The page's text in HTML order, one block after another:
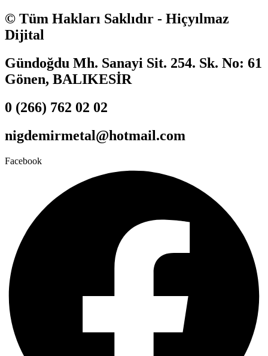
© Tüm Hakları Saklıdır - Hiçyılmaz
Dijital
Gündoğdu Mh. Sanayi Sit. 254. Sk. No: 61
Gönen, BALIKESİR
0 (266) 762 02 02
nigdemirmetal@hotmail.com
Facebook